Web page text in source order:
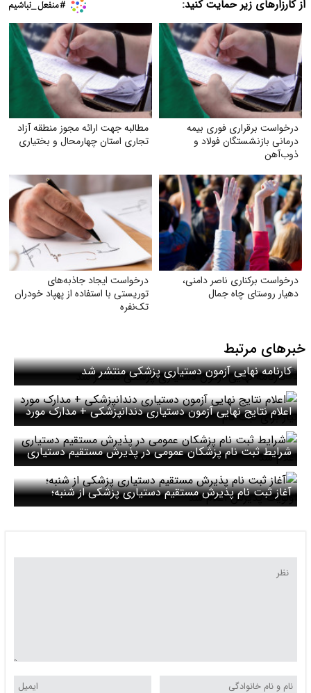
از کارزارهای زیر حمایت کنید:
درخواست برقراری فوری بیمه
درمانی بازنشستگان فولاد و
ذوب‌آهن
مطالبه جهت ارائه مجوز منطقه آزاد
تجاری استان چهارمحال و بختیاری
درخواست برکناری ناصر دامنی،
دهیار روستای چاه جمال
درخواست ایجاد جاذبه‌های
توریستی با استفاده از پهپاد خودران
تک‌نفره
خبرهای مرتبط
کارنامه نهایی آزمون دستیاری پزشکی منتشر شد
اعلام نتایج نهایی آزمون دستیاری دندانپزشکی + مدارک مورد
نیاز برای ثبت نام
شرایط ثبت نام پزشکان عمومی در پذیرش مستقیم دستیاری
اعلام شد
آغاز ثبت نام پذیرش مستقیم دستیاری پزشکی از شنبه؛
اولویت پذیرش اعلام شد